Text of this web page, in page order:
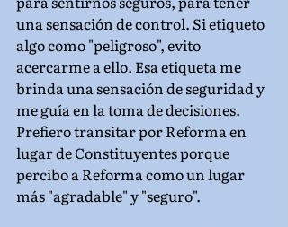
una sensación de control. Si etiqueto
algo como "peligroso", evito
acercarme a ello. Esa etiqueta me
brinda una sensación de seguridad y
me guía en la toma de decisiones.
Prefiero transitar por Reforma en
lugar de Constituyentes porque
percibo a Reforma como un lugar
más "agradable" y "seguro".